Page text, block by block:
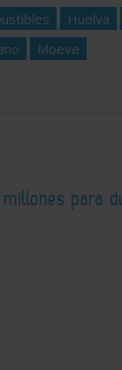
Huelva
Moeve
para